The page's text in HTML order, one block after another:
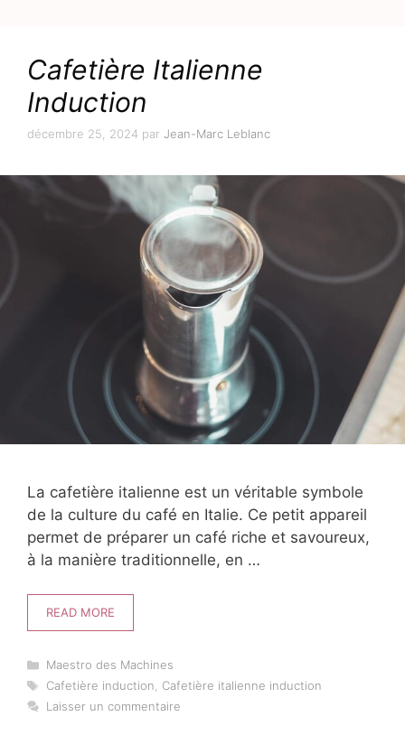
Cafetière Italienne
Induction
décembre 25, 2024 par Jean-Marc Leblanc
La cafetière italienne est un véritable symbole
de la culture du café en Italie. Ce petit appareil
permet de préparer un café riche et savoureux,
à la manière traditionnelle, en …
READ MORE
Catégories
Maestro des Machines
Étiquettes
Cafetière induction, Cafetière italienne induction
Laisser un commentaire